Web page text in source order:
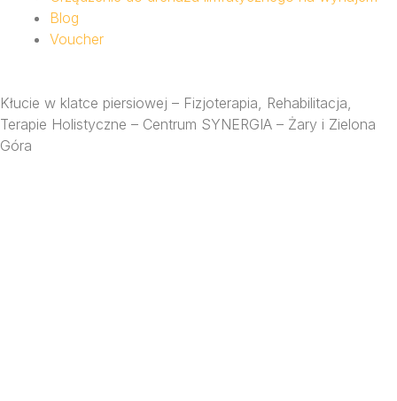
Blog
Voucher
Kłucie w klatce piersiowej – Fizjoterapia, Rehabilitacja,
Terapie Holistyczne – Centrum SYNERGIA – Żary i Zielona
Góra